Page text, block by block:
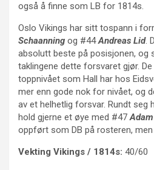
også å finne som LB for 1814s.
Oslo Vikings har sitt tospann i
Schaanning og #44Andreas Lid.
absolutt beste på posisjonen, og
taklingene dette forsvaret gjør.
toppnivået som Hall har hos
mer enn gode nok for nivået, og
av et helhetlig forsvar. Rundt seg
hold gjerne et øye med #47
oppført som DB på rosteren,
Vekting Vikings / 1814s: 40/60